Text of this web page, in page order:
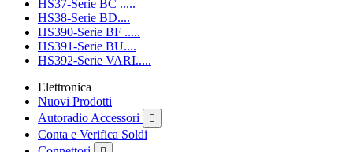
HS37-Serie BC .....
HS38-Serie BD....
HS390-Serie BF .....
HS391-Serie BU....
HS392-Serie VARI.....
Elettronica
Nuovi Prodotti
Autoradio Accessori

Conta e Verifica Soldi